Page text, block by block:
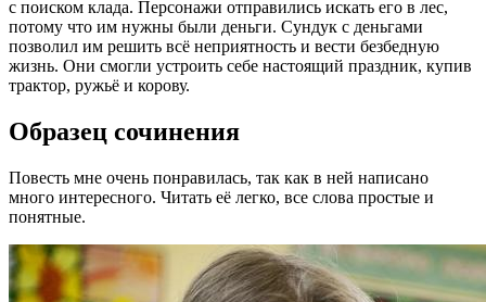
с поиском клада. Персонажи отправились искать его в лес,
потому что им нужны были деньги. Сундук с деньгами
позволил им решить всё неприятность и вести безбедную
жизнь. Они смогли устроить себе настоящий праздник, купив
трактор, ружьё и корову.
Образец сочинения
Повесть мне очень понравилась, так как в ней написано
много интересного. Читать её легко, все слова простые и
понятные.